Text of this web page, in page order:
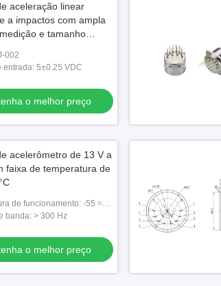
aceleração linear
a impactos com ampla
e tamanho
de aeronaves
002
entrada: 5±0.25 VDC
o melhor preço
acelerômetro de 13 V a
faixa de temperatura de
de funcionamento: -55 ≈
banda: > 300 Hz
o melhor preço